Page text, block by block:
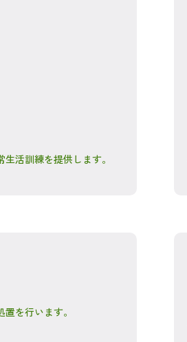
活訓練を提供します。
を行います。